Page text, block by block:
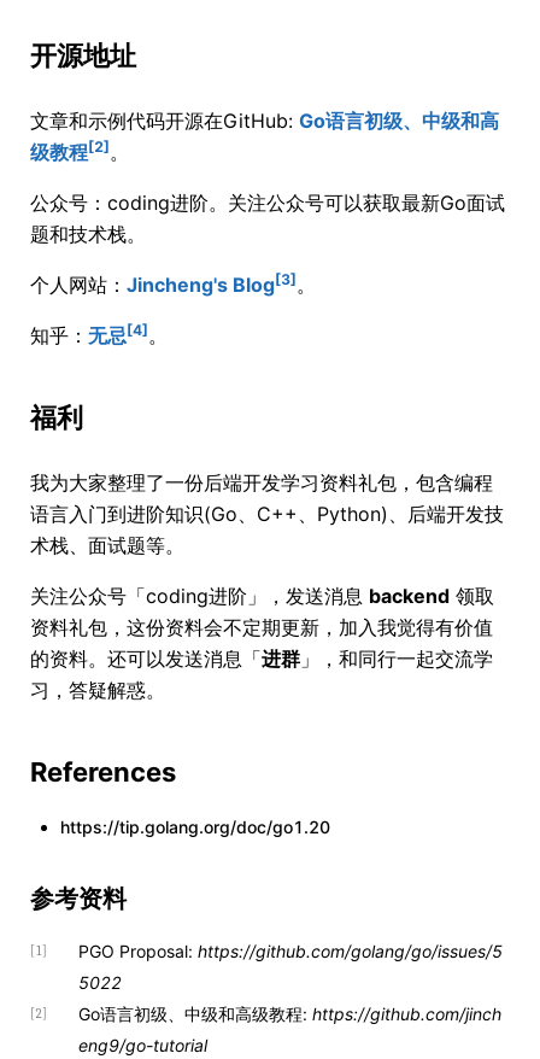
开源地址
文章和示例代码开源在GitHub: Go语言初级、中级和高
级教程[2]。
公众号：coding进阶。关注公众号可以获取最新Go面试
题和技术栈。
个人网站： Jincheng's Blog[3]。
知乎： 无忌[4]。
福利
我为大家整理了一份后端开发学习资料礼包，包含编程
语言入门到进阶知识(Go、C++、Python)、后端开发技
术栈、面试题等。
关注公众号「coding进阶」，发送消息 backend 领取
资料礼包，这份资料会不定期更新，加入我觉得有价值
的资料。还可以发送消息「进群 」，和同行一起交流学
习，答疑解惑。
References
https://tip.golang.org/doc/go1.20
参考资料
[1] PGO Proposal: https://github.com/golang/go/issues/5
5022
[2] Go语言初级、中级和高级教程: https://github.com/jinch
eng9/go-tutorial